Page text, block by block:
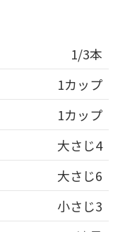
1/3本
1カップ
1カップ
大さじ4
大さじ6
小さじ3